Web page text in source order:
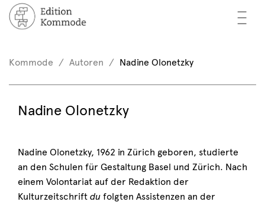
—
—
—
/ Registrieren
Kommode Autoren Nadine Olonetzky
Nadine Olonetzky
Nadine Olonetzky, 1962 in Zürich geboren, studierte
an den Schulen für Gestaltung Basel und Zürich. Nach
einem Volontariat auf der Redaktion der
Kulturzeitschrift du folgten Assistenzen an der